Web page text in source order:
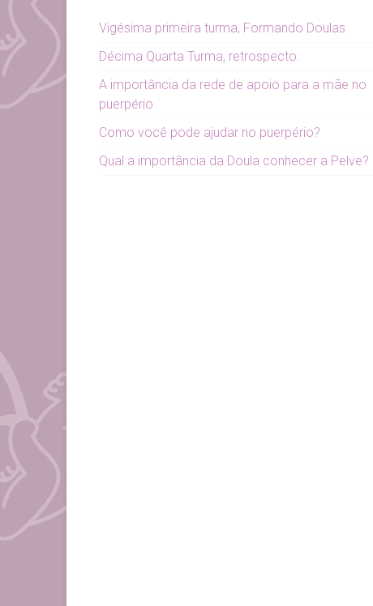
Vigésima primeira turma, Formando Doulas
Décima Quarta Turma, retrospecto.
A importância da rede de apoio para a mãe no
puerpério
Como você pode ajudar no puerpério?
Qual a importância da Doula conhecer a Pelve?